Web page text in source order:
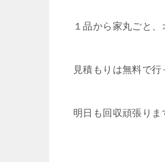
１品から家丸ごと
見積もりは無料で
明日も回収頑張りま